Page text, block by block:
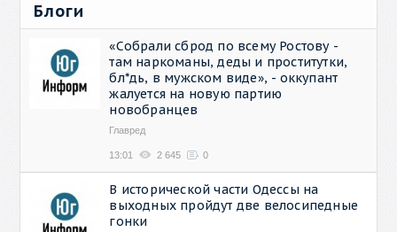
Блоги
«Собрали сброд по всему Ростову -
там наркоманы, деды и проститутки,
бл*дь, в мужском виде», - оккупант
жалуется на новую партию
новобранцев
Главред
13:01 2 645 0
В исторической части Одессы на
выходных пройдут две велосипедные
гонки